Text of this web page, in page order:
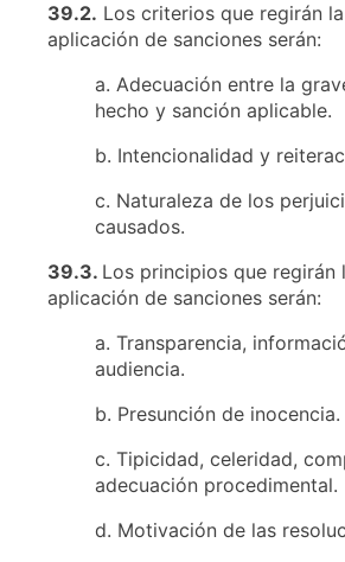
39.2. Los criterios que regirán la
aplicación de sanciones serán:
a. Adecuación entre la
hecho y sanción aplicable.
b. Intencionalidad y
c. Naturaleza de los
causados.
39.3. Los principios que regirán
aplicación de sanciones serán:
a. Transparencia,
audiencia.
b. Presunción de inocencia.
c. Tipicidad, celeridad,
adecuación procedimental.
d. Motivación de las